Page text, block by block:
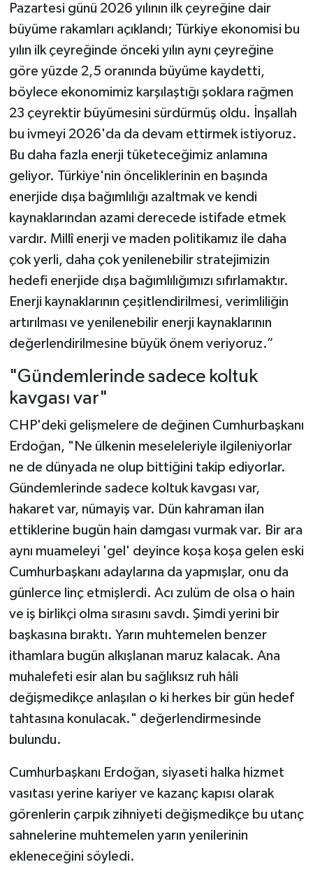
Pazartesi günü 2026 yılının ilk çeyreğine dair
büyüme rakamları açıklandı; Türkiye ekonomisi bu
yılın ilk çeyreğinde önceki yılın aynı çeyreğine
göre yüzde 2,5 oranında büyüme kaydetti,
böylece ekonomimiz karşılaştığı şoklara rağmen
23 çeyrektir büyümesini sürdürmüş oldu. İnşallah
bu ivmeyi 2026'da da devam ettirmek istiyoruz.
Bu daha fazla enerji tüketeceğimiz anlamına
geliyor. Türkiye'nin önceliklerinin en başında
enerjide dışa bağımlılığı azaltmak ve kendi
kaynaklarından azami derecede istifade etmek
vardır. Millî enerji ve maden politikamız ile daha
çok yerli, daha çok yenilenebilir stratejimizin
hedefi enerjide dışa bağımlılığımızı sıfırlamaktır.
Enerji kaynaklarının çeşitlendirilmesi, verimliliğin
artırılması ve yenilenebilir enerji kaynaklarının
değerlendirilmesine büyük önem veriyoruz.”
"Gündemlerinde sadece koltuk
kavgası var"
CHP'deki gelişmelere de değinen Cumhurbaşkanı
Erdoğan, "Ne ülkenin meseleleriyle ilgileniyorlar
ne de dünyada ne olup bittiğini takip ediyorlar.
Gündemlerinde sadece koltuk kavgası var,
hakaret var, nümayiş var. Dün kahraman ilan
ettiklerine bugün hain damgası vurmak var. Bir ara
aynı muameleyi 'gel' deyince koşa koşa gelen eski
Cumhurbaşkanı adaylarına da yapmışlar, onu da
günlerce linç etmişlerdi. Acı zulüm de olsa o hain
ve iş birlikçi olma sırasını savdı. Şimdi yerini bir
başkasına bıraktı. Yarın muhtemelen benzer
ithamlara bugün alkışlanan maruz kalacak. Ana
muhalefeti esir alan bu sağlıksız ruh hâli
değişmedikçe anlaşılan o ki herkes bir gün hedef
tahtasına konulacak." değerlendirmesinde
bulundu.
Cumhurbaşkanı Erdoğan, siyaseti halka hizmet
vasıtası yerine kariyer ve kazanç kapısı olarak
görenlerin çarpık zihniyeti değişmedikçe bu utanç
sahnelerine muhtemelen yarın yenilerinin
ekleneceğini söyledi.